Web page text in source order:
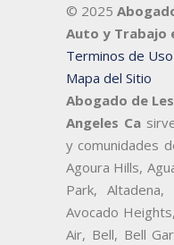
© 2025
Auto y Trabajo
Terminos de Uso
Mapa del Sitio
Abogado de
Angeles Ca
y comunidades
Agoura Hills,
Park, Altadena,
Avocado
Air, Bell, Bell